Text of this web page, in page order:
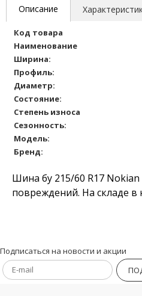
Описание
Код товара
Наименование
Ширина:
Профиль:
Диаметр:
Состояние:
Степень износа
Сезонность:
Модель:
Бренд:
Шина бу 215/60 R17
повреждений. На складе в
Подписаться на новости и акции